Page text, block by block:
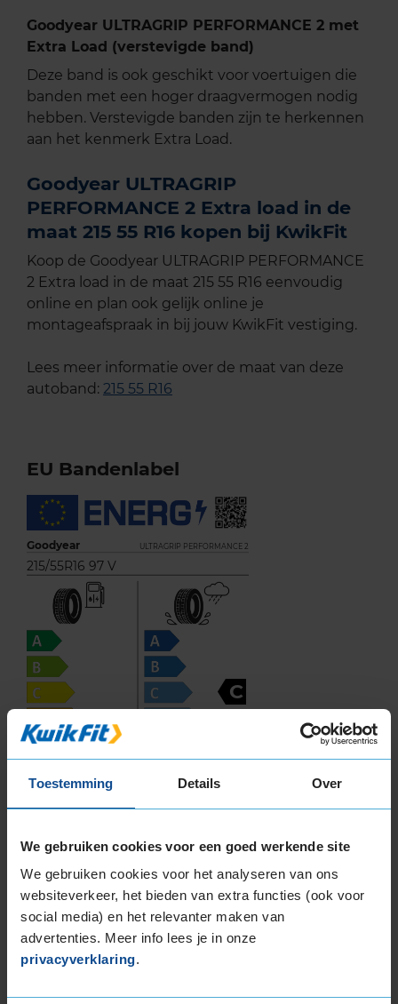
Toestemming Details Over
We gebruiken cookies voor een goed werkende site
We gebruiken cookies voor het analyseren van ons
websiteverkeer, het bieden van extra functies (ook voor
social media) en het relevanter maken van
advertenties. Meer info lees je in onze
privacyverklaring.
Goodyear ULTRAGRIP PERFORMANCE 2 met
Extra Load (verstevigde band)
Deze band is ook geschikt voor voertuigen die
banden met een hoger draagvermogen nodig
hebben. Verstevigde banden zijn te herkennen
aan het kenmerk Extra Load.
Goodyear ULTRAGRIP
PERFORMANCE 2 Extra load in de
maat 215 55 R16 kopen bij KwikFit
Koop de Goodyear ULTRAGRIP PERFORMANCE
2 Extra load in de maat 215 55 R16 eenvoudig
online en plan ook gelijk online je
montageafspraak in bij jouw KwikFit vestiging.
Lees meer informatie over de maat van deze
autoband: 215 55 R16
EU Bandenlabel
Goodyear ULTRAGRIP PERFORMANCE 2
215/55R16 97 V
E
C
Deze band is beoordeeld met het EU
brandstofefficiëntie-label E, wat overeen komt
met een matige tot zwakke
brandstofefficiëntie.